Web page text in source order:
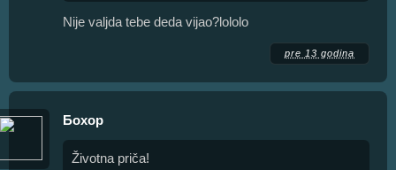
Nije valjda tebe deda vijao?lololo
pre 13 godina
Бохор
Životna priča!